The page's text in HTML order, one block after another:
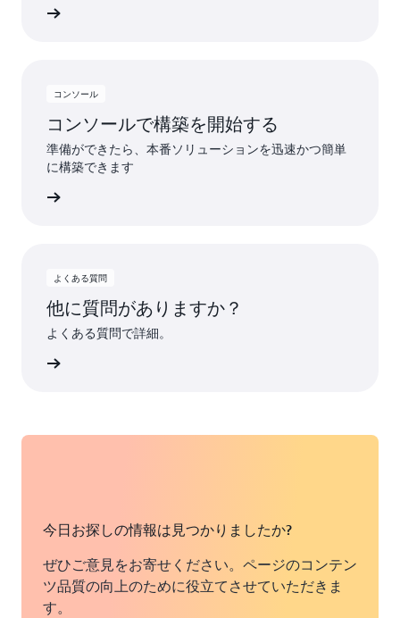
コンソール
コンソールで構築を開始する
準備ができたら、本番ソリューションを迅速かつ簡単
に構築できます
よくある質問
他に質問がありますか？
よくある質問で詳細。
今日お探しの情報は見つかりましたか?
ぜひご意見をお寄せください。ページのコンテン
ツ品質の向上のために役立てさせていただきま
す。